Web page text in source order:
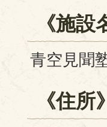
《施設
青空見聞
《住所》